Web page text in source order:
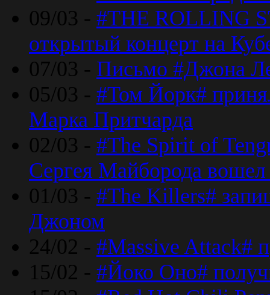
09/03 - #THE ROLLING
открытый концерт на
07/03 - Письмо #Джона
05/03 - #Том Йорк#
Марка Притчарда
02/03 - #The Spirit of
Сергея Майборода
01/03 - #The Killers#
Джоном
24/02 - #Massive Attack#
15/02 - #Йоко Оно#